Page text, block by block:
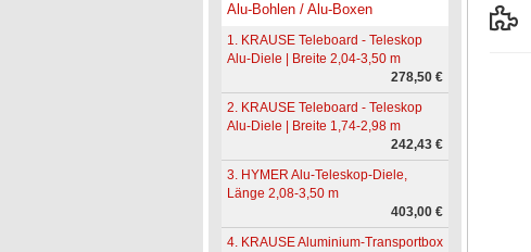
Alu-Bohlen / Alu-Boxen
1. KRAUSE Teleboard - Teleskop
Alu-Diele | Breite 2,04-3,50 m
278,50 €
2. KRAUSE Teleboard - Teleskop
Alu-Diele | Breite 1,74-2,98 m
242,43 €
3. HYMER Alu-Teleskop-Diele,
Länge 2,08-3,50 m
403,00 €
4. KRAUSE Aluminium-Transportbox